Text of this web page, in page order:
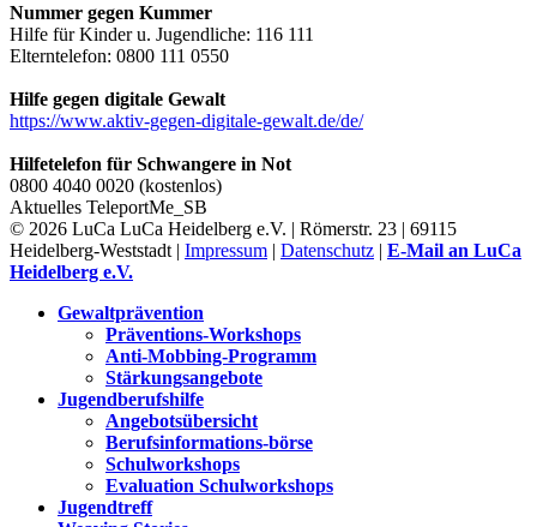
Nummer gegen Kummer
Hilfe für Kinder u. Jugendliche: 116 111
Elterntelefon: 0800 111 0550
Hilfe gegen digitale Gewalt
https://www.aktiv-gegen-digitale-gewalt.de/de/
Hilfetelefon für Schwangere in Not
0800 4040 0020 (kostenlos)
Aktuelles TeleportMe_SB
© 2026 LuCa LuCa Heidelberg e.V. | Römerstr. 23 | 69115
Heidelberg-Weststadt | Impressum | Datenschutz | E-Mail an LuCa
Heidelberg e.V.
Gewaltprävention
Präventions-Workshops
Anti-Mobbing-Programm
Stärkungsangebote
Jugendberufshilfe
Angebotsübersicht
Berufsinformations-börse
Schulworkshops
Evaluation Schulworkshops
Jugendtreff